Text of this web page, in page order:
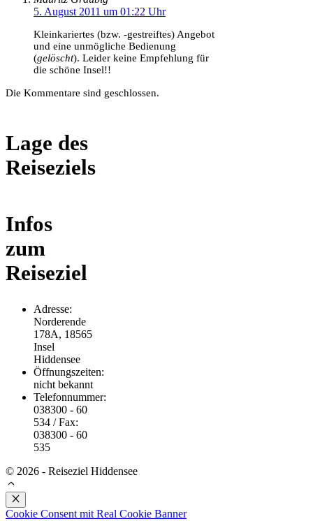
5. August 2011 um 01:22 Uhr
Kleinkariertes (bzw. -gestreiftes) Angebot
und eine unmögliche Bedienung
(gelöscht). Leider keine Empfehlung für
die schöne Insel!!
Die Kommentare sind geschlossen.
Lage des
Reiseziels
Infos
zum
Reiseziel
Adresse:
Norderende
178A, 18565
Insel
Hiddensee
Öffnungszeiten:
nicht bekannt
Telefonnummer:
038300 - 60
534 / Fax:
038300 - 60
535
© 2026 - Reiseziel Hiddensee
Schließen
Cookie Consent mit Real Cookie Banner